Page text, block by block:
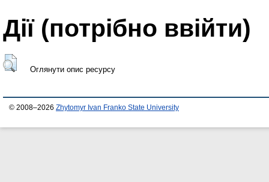
Дії ​​(потрібно ввійти)
Оглянути опис ресурсу
© 2008–2026 Zhytomyr Ivan Franko State University